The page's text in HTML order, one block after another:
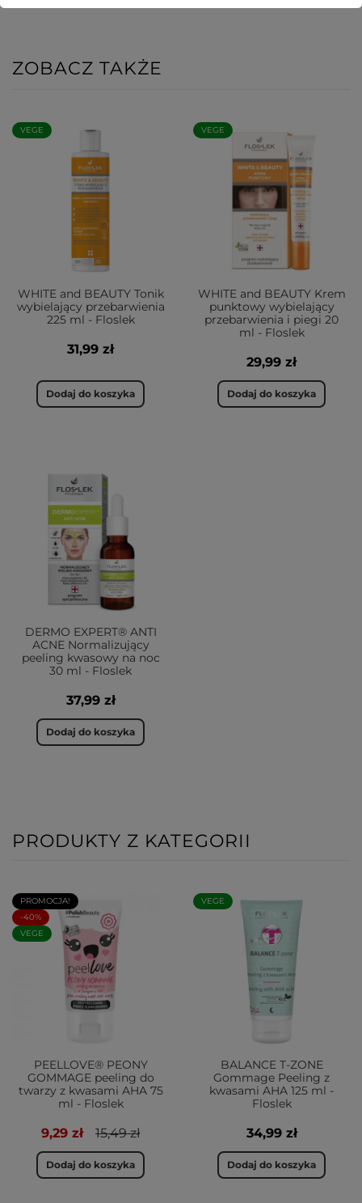
ZOBACZ TAKŻE
VEGE
WHITE and BEAUTY Tonik
wybielający przebarwienia
225 ml - Floslek
31,99 zł
Dodaj do koszyka
VEGE
WHITE and BEAUTY Krem
punktowy wybielający
przebarwienia i piegi 20
ml - Floslek
29,99 zł
Dodaj do koszyka
DERMO EXPERT® ANTI
ACNE Normalizujący
peeling kwasowy na noc
30 ml - Floslek
37,99 zł
Dodaj do koszyka
PRODUKTY Z KATEGORII
PROMOCJA!
-40%
VEGE
PEELLOVE® PEONY
GOMMAGE peeling do
twarzy z kwasami AHA 75
ml - Floslek
9,29 zł 15,49 zł
Dodaj do koszyka
VEGE
BALANCE T-ZONE
Gommage Peeling z
kwasami AHA 125 ml -
Floslek
34,99 zł
Dodaj do koszyka